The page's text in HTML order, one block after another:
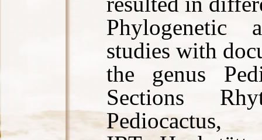
Phylogenetic
studies with
the genus
Sections
Pediocactus,